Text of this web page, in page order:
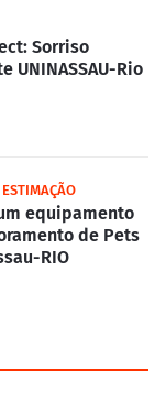
Sorriso
UNINASSAU-Rio
equipamento
de Pets
RIO